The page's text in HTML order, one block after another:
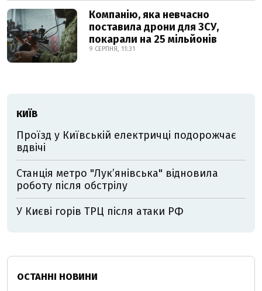
Компанію, яка невчасно
поставила дрони для ЗСУ,
покарали на 25 мільйонів
9 СЕРПНЯ, 11:31
КИЇВ
Проїзд у Київській електричці подорожчає
вдвічі
Станція метро "Лукʼянівська" відновила
роботу після обстрілу
У Києві горів ТРЦ після атаки РФ
ОСТАННІ НОВИНИ